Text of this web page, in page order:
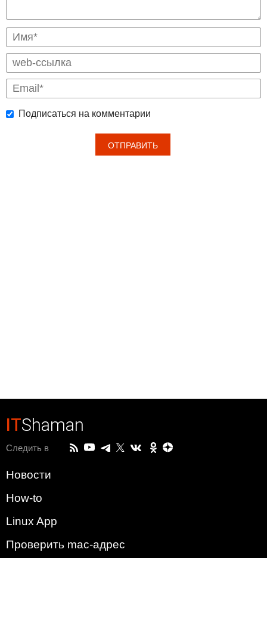
Подписаться на комментарии
ITShaman
Следить в
Новости
How-to
Linux App
Проверить mac-адрес